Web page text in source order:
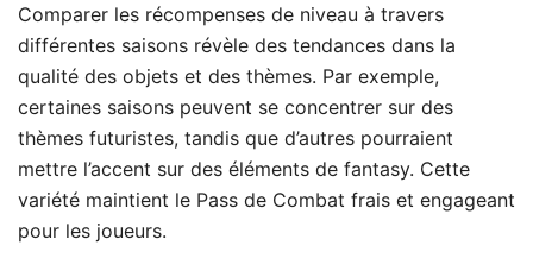
Comparer les récompenses de niveau à travers
différentes saisons révèle des tendances dans la
qualité des objets et des thèmes. Par exemple,
certaines saisons peuvent se concentrer sur des
thèmes futuristes, tandis que d’autres pourraient
mettre l’accent sur des éléments de fantasy. Cette
variété maintient le Pass de Combat frais et engageant
pour les joueurs.